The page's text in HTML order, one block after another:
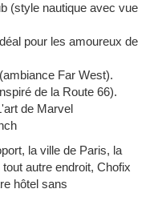
(style nautique avec vue
pour les amoureux de
Far West).
de la Route 66).
de Marvel
la ville de Paris, la
autre endroit, Chofix
hôtel sans